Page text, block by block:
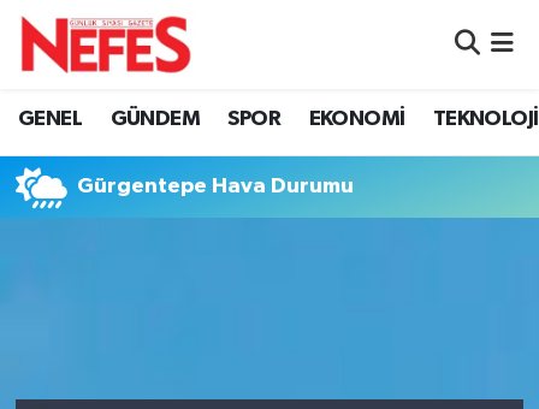
GENEL GÜNDEM SPOR EKONOMİ TEKNOLOJİ
Gürgentepe Hava Durumu
Hava Durumu
Namaz Vakitleri
Tüm Manşetler